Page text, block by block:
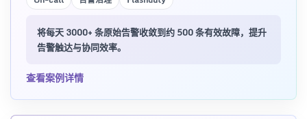
将每天 3000+ 条原始告警收敛到约 500 条有效故障，提升
告警触达与协同效率。
查看案例详情